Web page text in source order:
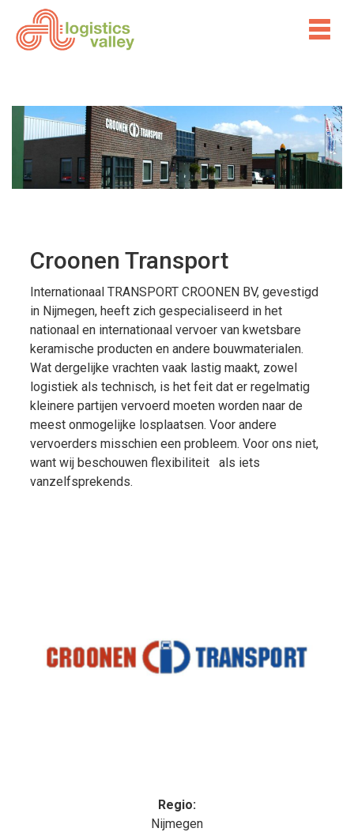
Croonen Transport
Internationaal TRANSPORT CROONEN BV, gevestigd
in Nijmegen, heeft zich gespecialiseerd in het
nationaal en internationaal vervoer van kwetsbare
keramische producten en andere bouwmaterialen.
Wat dergelijke vrachten vaak lastig maakt, zowel
logistiek als technisch, is het feit dat er regelmatig
kleinere partijen vervoerd moeten worden naar de
meest onmogelijke losplaatsen. Voor andere
vervoerders misschien een probleem. Voor ons niet,
want wij beschouwen flexibiliteit als iets
vanzelfsprekends.
Regio:
Nijmegen